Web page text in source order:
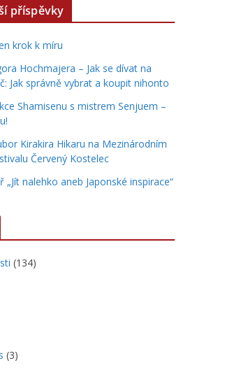
příspěvky
krok k míru
Hochmajera – Jak se dívat na
Jak správně vybrat a koupit nihonto
Shamisenu s mistrem Senjuem –
Kirakira Hikaru na Mezinárodním
Červený Kostelec
„Jít nalehko aneb Japonské inspirace“
(134)
(3)